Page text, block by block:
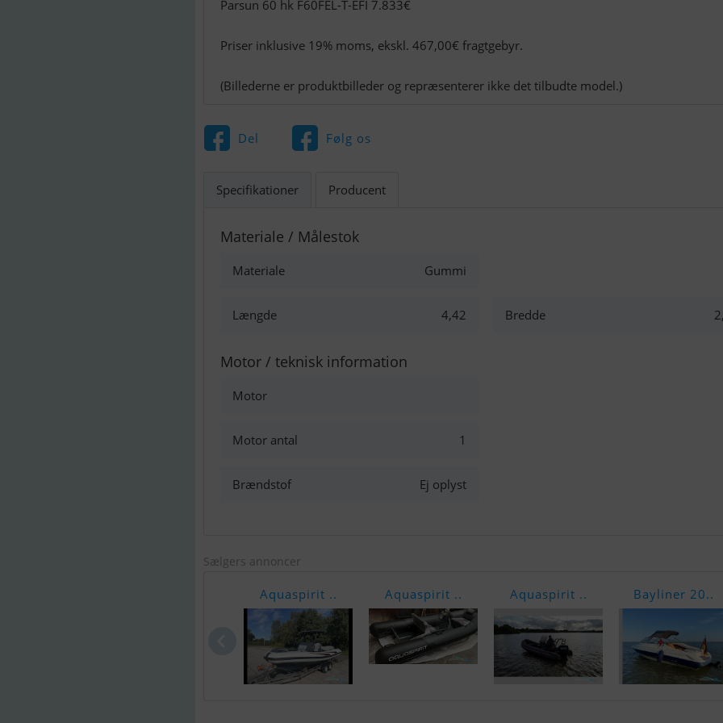
Parsun 60 hk F60FEL-T-EFI 7.833€
Priser inklusive 19% moms, ekskl. 467,00€ fragtgebyr.
(Billederne er produktbilleder og repræsenterer ikke det tilbudte model.)
Del Følg os
Specifikationer Producent
Materiale / Målestok
Materiale Gummi
Længde 4,42 Bredde
Motor / teknisk information
Motor
Motor antal 1
Brændstof Ej oplyst
Sælgers annoncer
Aquaspirit .. Aquaspirit .. Aquaspirit .. Bayliner 20..